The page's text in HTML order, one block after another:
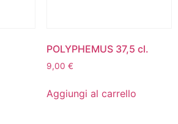
POLYPHEMUS 37,5 cl.
9,00 €
Aggiungi al carrello